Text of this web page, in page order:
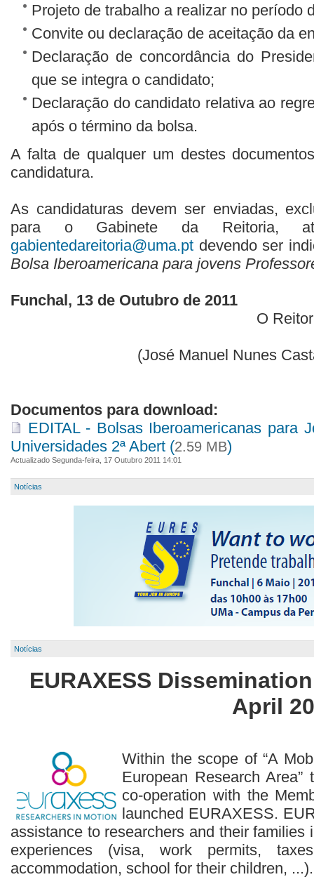
Projeto de trabalho a realizar no período
Convite ou declaração de aceitação da
Declaração de concordância do
que se integra o candidato;
Declaração do candidato relativa ao
após o término da bolsa.
A falta de qualquer um destes
candidatura.
As candidaturas devem ser enviadas,
para o Gabinete da Reitoria,
gabientedareitoria@uma.pt devendo ser
Bolsa Iberoamericana para jovens
Funchal, 13 de Outubro de 2011
O Reitor
(José Manuel Nunes
Documentos para download:
EDITAL - Bolsas Iberoamericanas para
Universidades 2ª Abert (2.59 MB)
Actualizado Segunda-feira, 17 Outubro 2011 14:01
Notícias
Notícias
EURAXESS
April
Within the scope of “A
European Research
co-operation with the
launched EURAXESS.
assistance to researchers and their
experiences (visa, work permits,
accommodation, school for their children, ...).